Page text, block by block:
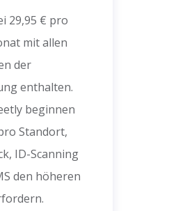
29,95 € pro
mit allen
der
enthalten.
beginnen
Standort,
ID-Scanning
den höheren